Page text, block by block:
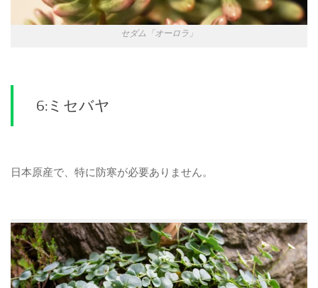
セダム「オーロラ」
6:ミセバヤ
日本原産で、特に防寒が必要ありません。